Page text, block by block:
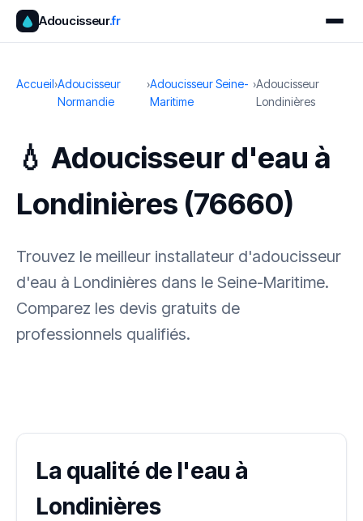
Adoucisseur.fr
Accueil›Adoucisseur
Normandie
›Adoucisseur Seine-
Maritime
›Adoucisseur
Londinières
💧 Adoucisseur d'eau à
Londinières (76660)
Trouvez le meilleur installateur d'adoucisseur
d'eau à Londinières dans le Seine-Maritime.
Comparez les devis gratuits de
professionnels qualifiés.
La qualité de l'eau à
Londinières